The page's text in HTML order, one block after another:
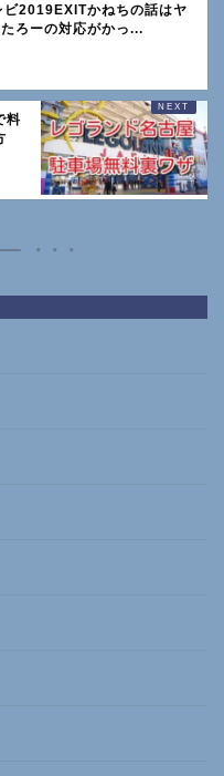
ビ2019EXITかねちの話はヤ
ろーの対応がかっ...
料